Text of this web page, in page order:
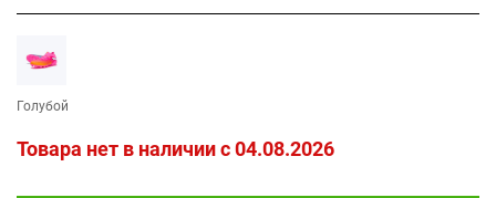
Голубой
Товара нет в наличии c 04.08.2026